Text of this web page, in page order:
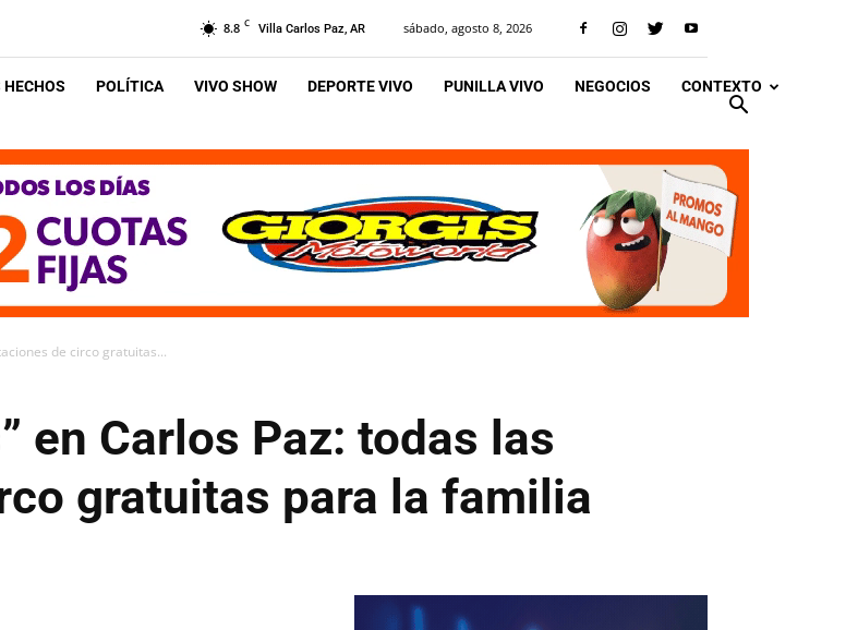
8.8 C Villa Carlos Paz, AR sábado, agosto 8, 2026
HECHOS POLÍTICA VIVO SHOW DEPORTE VIVO PUNILLA VIVO NEGOCIOS CONTEXTO
de circo gratuitas...
en Carlos Paz: todas las
gratuitas para la familia